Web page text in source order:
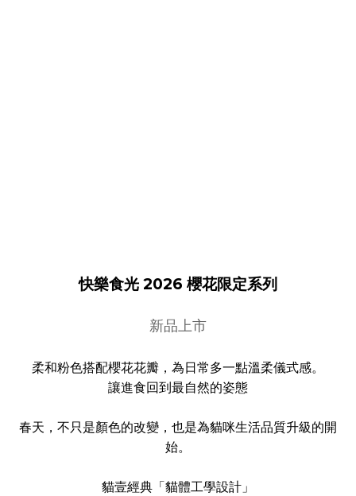
快樂食光 2026 櫻花限定系列
新品上市
柔和粉色搭配櫻花花瓣，為日常多一點溫柔儀式感。
讓進食回到最自然的姿態
春天，不只是顏色的改變，也是為貓咪生活品質升級的開
始。
貓壹經典「貓體工學設計」